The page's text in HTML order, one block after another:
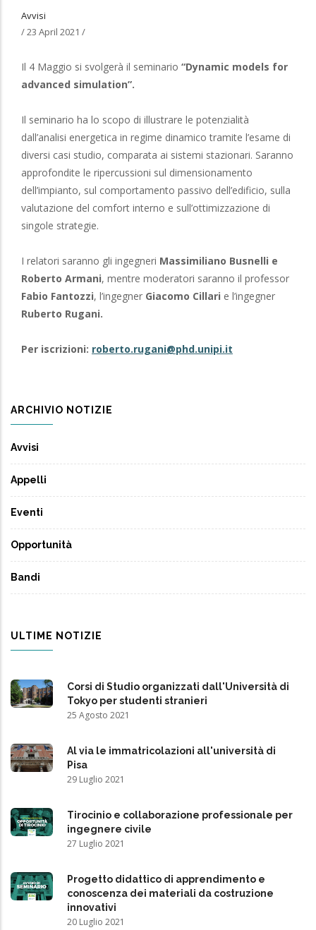
Avvisi
/23 April 2021 /
Il 4 Maggio si svolgerà il seminario “Dynamic models for
advanced simulation”.
Il seminario ha lo scopo di illustrare le potenzialità
dall’analisi energetica in regime dinamico tramite l’esame di
diversi casi studio, comparata ai sistemi stazionari. Saranno
approfondite le ripercussioni sul dimensionamento
dell’impianto, sul comportamento passivo dell’edificio, sulla
valutazione del comfort interno e sull’ottimizzazione di
singole strategie.
I relatori saranno gli ingegneri Massimiliano Busnelli e
Roberto Armani, mentre moderatori saranno il professor
Fabio Fantozzi, l’ingegner Giacomo Cillari e l’ingegner
Ruberto Rugani.
Per iscrizioni: roberto.rugani@phd.unipi.it
ARCHIVIO NOTIZIE
Avvisi
Appelli
Eventi
Opportunità
Bandi
ULTIME NOTIZIE
Corsi di Studio organizzati dall'Università di
Tokyo per studenti stranieri
25 Agosto 2021
Al via le immatricolazioni all'università di
Pisa
29 Luglio 2021
Tirocinio e collaborazione professionale per
ingegnere civile
27 Luglio 2021
Progetto didattico di apprendimento e
conoscenza dei materiali da costruzione
innovativi
20 Luglio 2021